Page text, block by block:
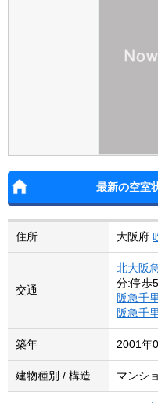
最新の空室
住所 大阪府
交通
北大阪
分:停歩
阪急千
阪急千
築年 2001年
建物種別 / 構造 マンシ